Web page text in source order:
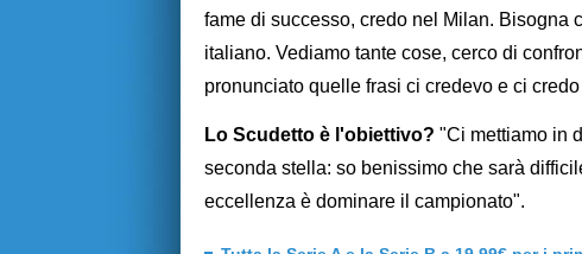
fame di successo, credo nel Milan. Bisogna
italiano. Vediamo tante cose, cerco di
pronunciato quelle frasi ci credevo e ci
Lo Scudetto è l'obiettivo? "Ci mettiamo in
seconda stella: so benissimo che sarà
eccellenza è dominare il campionato".